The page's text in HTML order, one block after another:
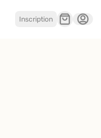
Inscription